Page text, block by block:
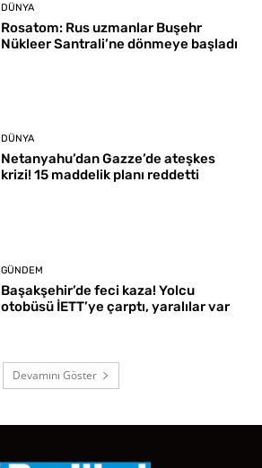
DÜNYA
Rosatom: Rus uzmanlar Buşehr
Nükleer Santrali’ne dönmeye başladı
DÜNYA
Netanyahu’dan Gazze’de ateşkes
krizi! 15 maddelik planı reddetti
GÜNDEM
Başakşehir’de feci kaza! Yolcu
otobüsü İETT’ye çarptı, yaralılar var
Devamını Göster